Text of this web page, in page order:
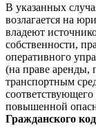
В указанных
возлагается на
владеют
собственности,
оперативного
(на праве аренды,
транспортным
повышенной
Гражданского